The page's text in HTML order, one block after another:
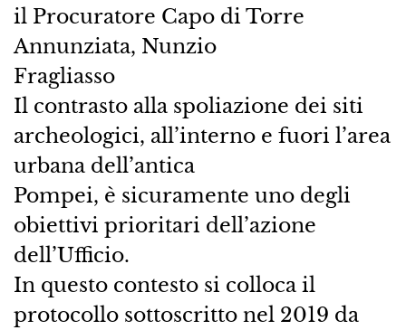
il Procuratore Capo di Torre
Annunziata, Nunzio
Fragliasso
Il contrasto alla spoliazione dei siti
archeologici, all’interno e fuori l’area
urbana dell’antica
Pompei, è sicuramente uno degli
obiettivi prioritari dell’azione
dell’Ufficio.
In questo contesto si colloca il
protocollo sottoscritto nel 2019 da